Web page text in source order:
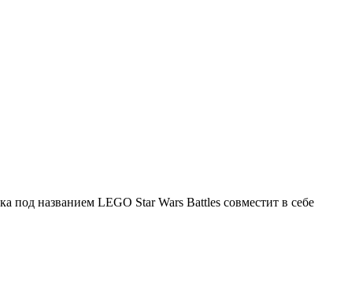
под названием LEGO Star Wars Battles совместит в себе